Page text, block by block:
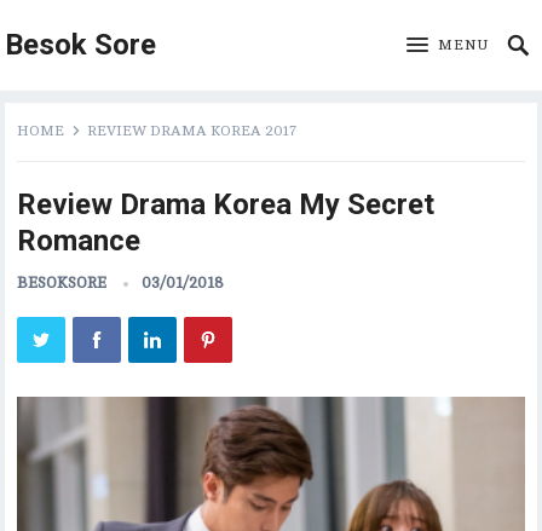
Besok Sore MENU
HOME REVIEW DRAMA KOREA 2017
Review Drama Korea My Secret
Romance
BESOKSORE 03/01/2018